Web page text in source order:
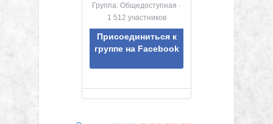
Группа: Общедоступная ·
1 512 участников
Присоединиться к
группе на Facebook